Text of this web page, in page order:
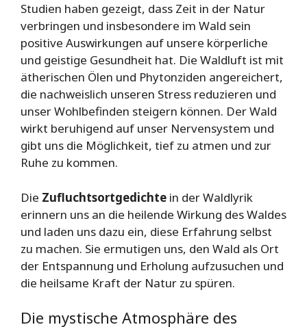
Studien haben gezeigt, dass Zeit in der Natur
verbringen und insbesondere im Wald sein
positive Auswirkungen auf unsere körperliche
und geistige Gesundheit hat. Die Waldluft ist mit
ätherischen Ölen und Phytonziden angereichert,
die nachweislich unseren Stress reduzieren und
unser Wohlbefinden steigern können. Der Wald
wirkt beruhigend auf unser Nervensystem und
gibt uns die Möglichkeit, tief zu atmen und zur
Ruhe zu kommen.
Die Zufluchtsortgedichte in der Waldlyrik
erinnern uns an die heilende Wirkung des Waldes
und laden uns dazu ein, diese Erfahrung selbst
zu machen. Sie ermutigen uns, den Wald als Ort
der Entspannung und Erholung aufzusuchen und
die heilsame Kraft der Natur zu spüren.
Die mystische Atmosphäre des